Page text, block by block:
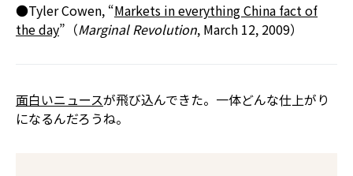
●Tyler Cowen, “Markets in everything China fact of
the day”（Marginal Revolution, March 12, 2009）
面白いニュースが飛び込んできた。一体どんな仕上がり
になるんだろうね。